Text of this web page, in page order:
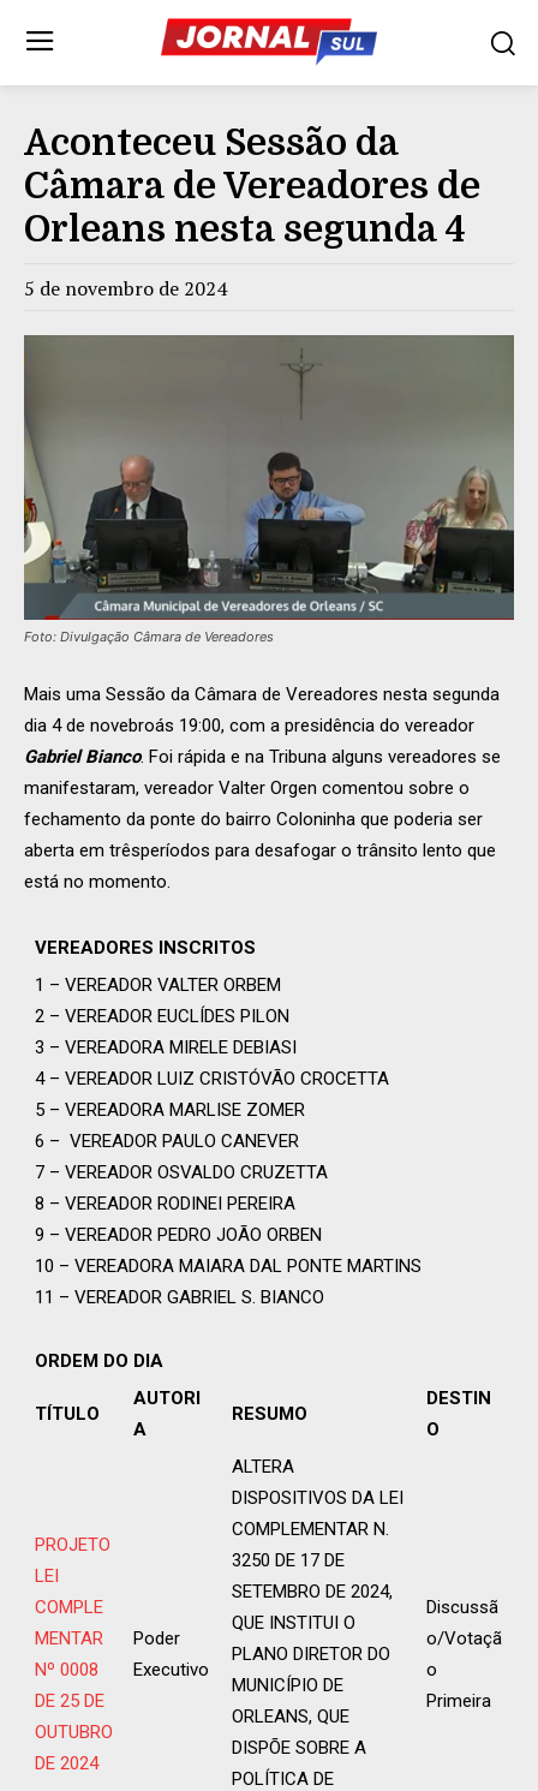
Aconteceu Sessão da
Câmara de Vereadores de
Orleans nesta segunda 4
5 de novembro de 2024
Foto: Divulgação Câmara de Vereadores
Mais uma Sessão da Câmara de Vereadores nesta segunda
dia 4 de novebroás 19:00, com a presidência do vereador
Gabriel Bianco. Foi rápida e na Tribuna alguns vereadores se
manifestaram, vereador Valter Orgen comentou sobre o
fechamento da ponte do bairro Coloninha que poderia ser
aberta em trêsperíodos para desafogar o trânsito lento que
está no momento.
VEREADORES INSCRITOS
1 – VEREADOR VALTER ORBEM
2 – VEREADOR EUCLÍDES PILON
3 – VEREADORA MIRELE DEBIASI
4 – VEREADOR LUIZ CRISTÓVÃO CROCETTA
5 – VEREADORA MARLISE ZOMER
6 – VEREADOR PAULO CANEVER
7 – VEREADOR OSVALDO CRUZETTA
8 – VEREADOR RODINEI PEREIRA
9 – VEREADOR PEDRO JOÃO ORBEN
10 – VEREADORA MAIARA DAL PONTE MARTINS
11 – VEREADOR GABRIEL S. BIANCO
ORDEM DO DIA
TÍTULO
AUTORI
A
RESUMO
DESTIN
O
PROJETO
LEI
COMPLE
MENTAR
Nº 0008
DE 25 DE
OUTUBRO
DE 2024
Poder
Executivo
ALTERA
DISPOSITIVOS DA LEI
COMPLEMENTAR N.
3250 DE 17 DE
SETEMBRO DE 2024,
QUE INSTITUI O
PLANO DIRETOR DO
MUNICÍPIO DE
ORLEANS, QUE
DISPÕE SOBRE A
POLÍTICA DE
Discussã
o/Votaçã
o
Primeira